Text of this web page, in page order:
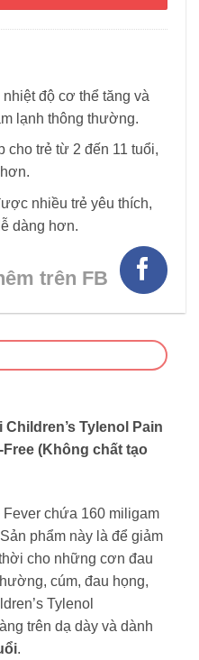
độ cơ thể tăng và
lạnh thông thường.
cho trẻ từ 2 đến 11 tuổi,
nhiều trẻ yêu thích,
dàng hơn.
trên FB
Tylenol Pain
Free (Không chất tạo
Fever chứa 160 miligam
phẩm này là để giảm
cho những cơn đau
cúm, đau họng,
Tylenol
trên dạ dày và dành
.